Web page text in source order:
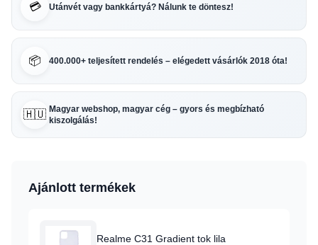
💳 Utánvét vagy bankkártyá? Nálunk te döntesz!
📦 400.000+ teljesített rendelés – elégedett vásárlók 2018 óta!
🇭🇺 Magyar webshop, magyar cég – gyors és megbízható
kiszolgálás!
Ajánlott termékek
Realme C31 Gradient tok lila